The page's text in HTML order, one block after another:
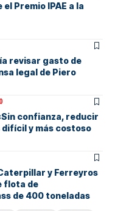
el Premio IPAE a la
revisar gasto de
legal de Piero
confianza, reducir
difícil y más costoso
y Ferreyros
flota de
de 400 toneladas